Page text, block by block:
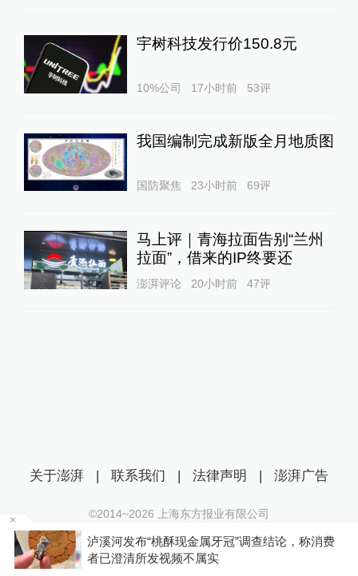
宇树科技发行价150.8元
10%公司 17小时前 53评
我国编制完成新版全月地质图
国防聚焦 23小时前 69评
马上评｜青海拉面告别“兰州
拉面”，借来的IP终要还
澎湃评论 20小时前 47评
泸溪河发布“桃酥现金属牙冠”调查结论，称消费
者已澄清所发视频不属实
关于澎湃 | 联系我们 | 法律声明 | 澎湃广告
©2014~2026 上海东方报业有限公司
沪ICP证：沪B2-20170116 | 沪ICP备14003370号
互联网新闻信息服务许可证：31120170006